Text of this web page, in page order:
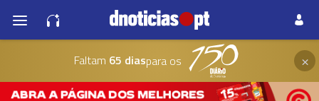
Faltam 65 diaspara os ×